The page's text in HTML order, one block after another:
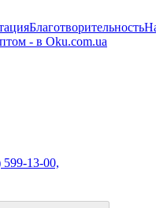
Благотворительность
599-13-00,